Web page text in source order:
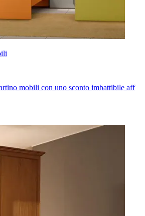
mobili con uno sconto imbattibile aff